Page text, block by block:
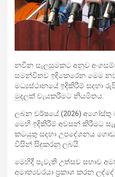
නවීන සැලසුමකට අනූව
සමන්විතව ඉදිකෙරෙන මෙම නව
මධ්‍යස්ථානයේ ඉදිකිරීම් සදහා
මුදලක් වැයකරීමට නියමිතය.
ලබන වර්ෂයේ (2026) අගෝස්තු
මෙහි ඉදිකිරීම් අවසන් කිරීමට
කටයුතු සදහා උපදේශනය
විසින් සිදුකරනු ලබයි.
මෙහිදී පැවැති උත්සව සභාව
අමාත්‍යවරයා ප්‍රකාශ කරන